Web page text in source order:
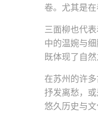
卷。尤其是
三面柳也代
中的温婉与
既体现了自
在苏州的许
抒发离愁，
悠久历史与文